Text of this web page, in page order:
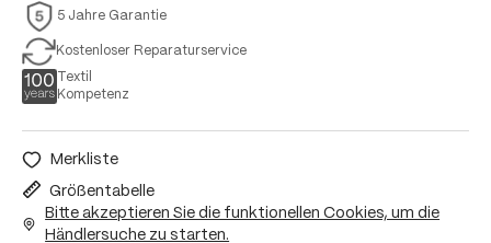
5 Jahre Garantie
Kostenloser Reparaturservice
Textil
Kompetenz
Merkliste
Größentabelle
Bitte akzeptieren Sie die funktionellen Cookies, um die
Händlersuche zu starten.